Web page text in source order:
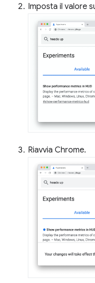
Imposta il valore
Riavvia Chrome.